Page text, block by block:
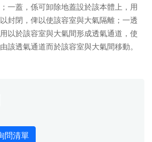
一蓋，係可卸除地蓋設於該本體上，用
封閉，俾以使該容室與大氣隔離；一透
以於該容室與大氣間形成透氣通道，使
該透氣通道而於該容室與大氣間移動。
問清單